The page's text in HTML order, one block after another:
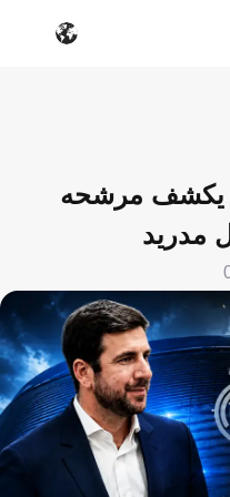
يكشف مرشحه
مدريد